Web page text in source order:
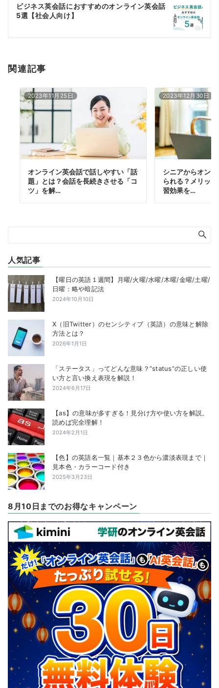
ン
ビジネス英会話におすすめのオンライン英会話
5選【社会人向け】
関連記事
2023年11月25日
オンライン英会話で話しやすい「話
題」とは？会話を長続きさせる「コ
ツ」を解…
2023年12月30日
シニアからオン
られる？メリッ
習効果を…
人気記事
【曜日の英語１週間】月曜/火曜/水曜/木曜/金曜/土曜/
日曜：略や暗記法
2024年10月10日
X（旧Twitter）のセンシティブ（英語）の意味と解除
方法とは？
2026年1月1日
「ステータス」ってどんな意味？”status”の正しい使
い方と言い換え表現を解説！
2024年6月17日
【as】の意味が多すぎる！見分け方や使い方を解説。
読めば完全理解！
2024年2月1日
【色】の英語名一覧｜基本２３色から濃淡表現まで｜
見本色・カラーコード付き
2025年3月23日
8月10日までのお得なキャンペーン